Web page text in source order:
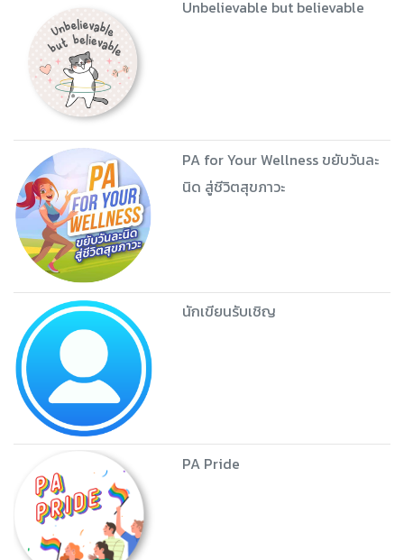
Unbelievable but believable
PA for Your Wellness ขยับวันละ
นิด สู่ชีวิตสุขภาวะ
นักเขียนรับเชิญ
PA Pride